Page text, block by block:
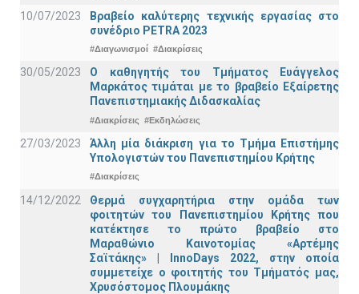
10/07/2023
Βραβείο καλύτερης τεχνικής εργασίας στο
συνέδριο PETRA 2023
#Διαγωνισμοί #Διακρίσεις
30/05/2023
Ο καθηγητής του Τμήματος Ευάγγελος
Μαρκάτος τιμάται με το βραβείο Εξαίρετης
Πανεπιστημιακής Διδασκαλίας
#Διακρίσεις #Εκδηλώσεις
27/03/2023
Άλλη μία διάκριση για το Τμήμα Επιστήμης
Υπολογιστών του Πανεπιστημίου Κρήτης
#Διακρίσεις
14/12/2022
Θερμά συγχαρητήρια στην ομάδα των
φοιτητών του Πανεπιστημίου Κρήτης που
κατέκτησε το πρώτο βραβείο στο
Μαραθώνιο Καινοτομίας «Αρτέμης
Σαϊτάκης» | InnoDays 2022, στην οποία
συμμετείχε ο φοιτητής του Τμήματός μας,
Χρυσόστομος Πλουμάκης